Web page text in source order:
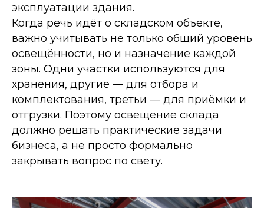
эксплуатации здания.
Когда речь идёт о складском объекте,
важно учитывать не только общий уровень
освещённости, но и назначение каждой
зоны. Одни участки используются для
хранения, другие — для отбора и
комплектования, третьи — для приёмки и
отгрузки. Поэтому освещение склада
должно решать практические задачи
бизнеса, а не просто формально
закрывать вопрос по свету.